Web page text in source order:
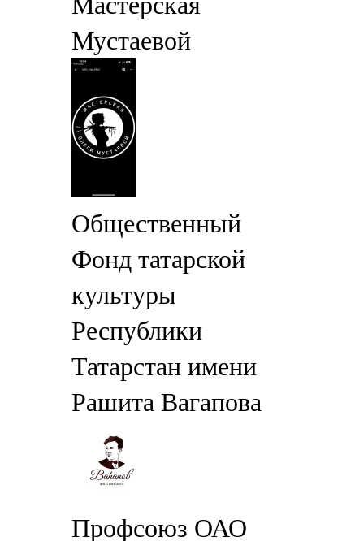
Мустаевой
Общественный
Фонд татарской
культуры
Республики
Татарстан имени
Рашита Вагапова
Профсоюз ОАО